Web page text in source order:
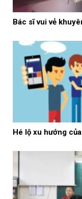
Bác sĩ vui vẻ
Hé lộ xu hướng